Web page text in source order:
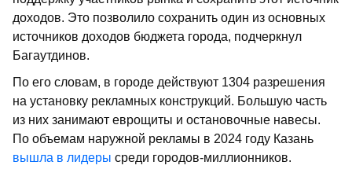
доходов. Это позволило сохранить один из основных
источников доходов бюджета города, подчеркнул
Багаутдинов.
По его словам, в городе действуют 1304 разрешения
на установку рекламных конструкций. Большую часть
из них занимают еврощиты и остановочные навесы.
По объемам наружной рекламы в 2024 году Казань
вышла в лидеры среди городов-миллионников.